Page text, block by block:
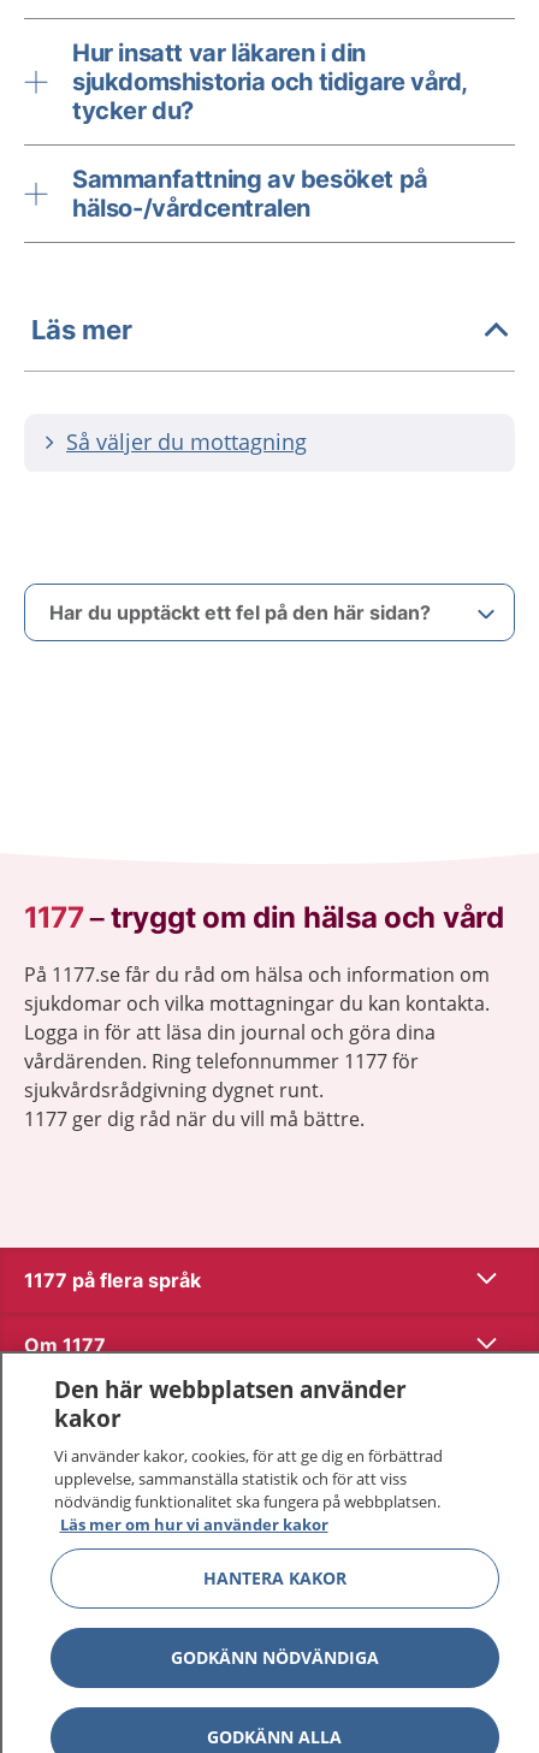
Hur insatt var läkaren i din
sjukdomshistoria och tidigare vård,
tycker du?
Sammanfattning av besöket på
hälso-/vårdcentralen
Läs mer
Så väljer du mottagning
Har du upptäckt ett fel på den här sidan?
1177–tryggt om din hälsa och vård
På 1177.se får du råd om hälsa och information om
sjukdomar och vilka mottagningar du kan kontakta.
Logga in för att läsa din journal och göra dina
vårdärenden. Ring telefonnummer 1177 för
sjukvårdsrådgivning dygnet runt.
1177 ger dig råd när du vill må bättre.
1177 på flera språk Visa
Om 1177 Visa
Kontakt
Behandling av personuppgifter
Hantering av kakor
Inställningar för kakor
1177 – en tjänst frånInera.
Den här webbplatsen använder
kakor
Vi använder kakor, cookies, för att ge dig en förbättrad
upplevelse, sammanställa statistik och för att viss
nödvändig funktionalitet ska fungera på webbplatsen.
Läs mer om hur vi använder kakor
HANTERA KAKOR
GODKÄNN NÖDVÄNDIGA
GODKÄNN ALLA